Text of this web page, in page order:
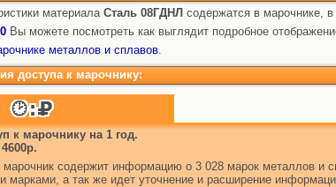
материала Сталь 08ГДНЛ содержатся в марочнике,
Вы можете посмотреть как выглядит подробное
металлов и сплавов.
доступа к марочнику:
к марочнику на 1 год.
4600р.
содержит информацию о 3 028 марок металлов и
марками, а так же идет уточнение и расширение